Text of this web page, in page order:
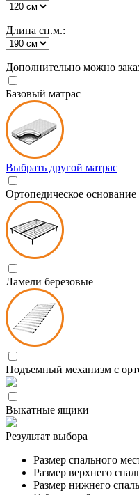
Длина сп.м.:
Дополнительно можно
Базовый матрас
Выбрать другой матрас
Ортопедическое основание
Ламели березовые
Подъемный механизм с
Выкатные ящики
Результат выбора
Размер спального
Размер верхнего
Размер нижнего